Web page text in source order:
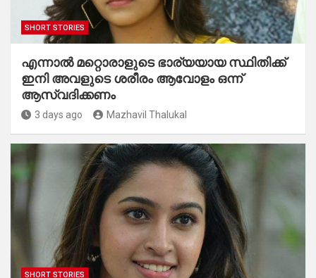
SHORT STORIES
എന്നാൽ മറ്റൊരാളുടെ ഭാര്യയായ സ്ഥിതിക്ക്
ഇനി അവളുടെ ശരീരം ആവോളം ഒന്ന്
ആസ്വദിക്കണം
3 days ago Mazhavil Thalukal
SHORT STORIES